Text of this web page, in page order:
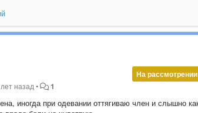
На рассмотрении
назад• 1
иногда при одевании оттягиваю член и слышно